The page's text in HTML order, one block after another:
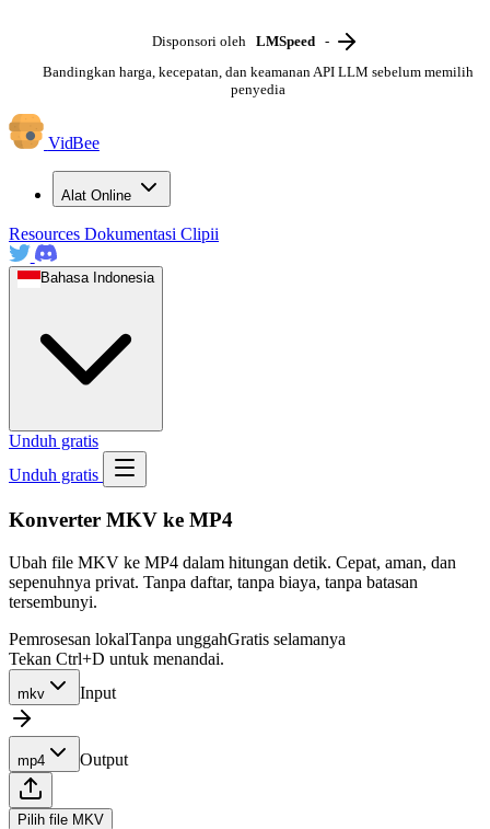
Disponsori oleh LMSpeed -
Bandingkan harga, kecepatan, dan keamanan API LLM sebelum memilih
penyedia
VidBee
Alat Online
Resources Dokumentasi Clipii
Bahasa Indonesia
Unduh gratis
Unduh gratis
Konverter MKV ke MP4
Ubah file MKV ke MP4 dalam hitungan detik. Cepat, aman, dan
sepenuhnya privat. Tanpa daftar, tanpa biaya, tanpa batasan
tersembunyi.
Pemrosesan lokalTanpa unggahGratis selamanya
Tekan Ctrl+D untuk menandai.
mkv Input
mp4 Output
Pilih file MKV